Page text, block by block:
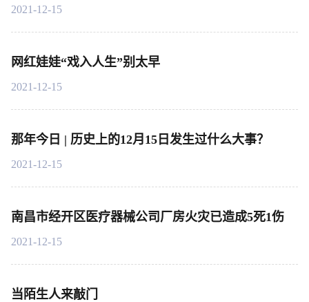
2021-12-15
网红娃娃“戏入人生”别太早
2021-12-15
那年今日 | 历史上的12月15日发生过什么大事？
2021-12-15
南昌市经开区医疗器械公司厂房火灾已造成5死1伤
2021-12-15
当陌生人来敲门